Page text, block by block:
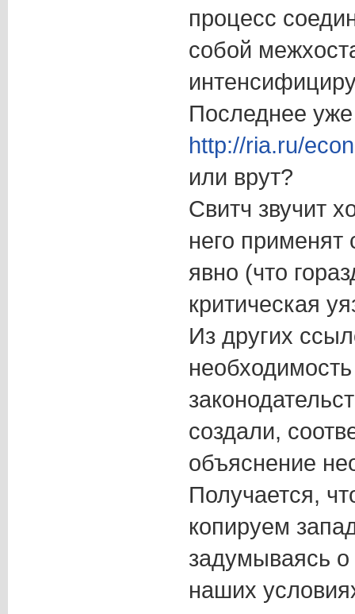
процесс
собой
Последнее
http://ria.ru/
или врут?
Свитч звучит
него применят
явно (что
критическая
Из других
создали,
объяснение
Получается,
копируем
задумываясь
наших